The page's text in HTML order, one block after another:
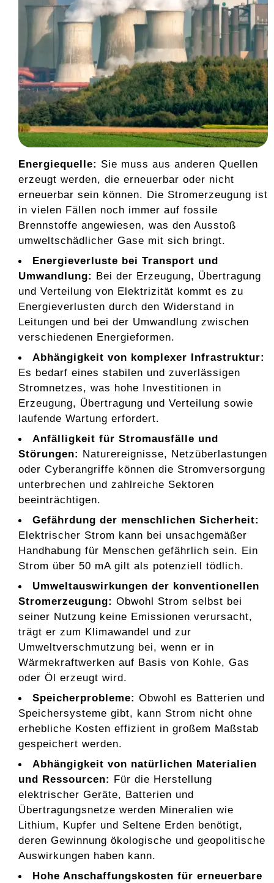
Energiequelle: Sie muss aus anderen Quellen
erzeugt werden, die erneuerbar oder nicht
erneuerbar sein können. Die Stromerzeugung ist
in vielen Fällen noch immer auf fossile
Brennstoffe angewiesen, was den Ausstoß
umweltschädlicher Gase mit sich bringt.
Energieverluste bei Transport und
Umwandlung: Bei der Erzeugung, Übertragung
und Verteilung von Elektrizität kommt es zu
Energieverlusten durch den Widerstand in
Leitungen und bei der Umwandlung zwischen
verschiedenen Energieformen.
Abhängigkeit von komplexer Infrastruktur:
Es bedarf eines stabilen und zuverlässigen
Stromnetzes, was hohe Investitionen in
Erzeugung, Übertragung und Verteilung sowie
laufende Wartung erfordert.
Anfälligkeit für Stromausfälle und
Störungen: Naturereignisse, Netzüberlastungen
oder Cyberangriffe können die Stromversorgung
unterbrechen und zahlreiche Sektoren
beeinträchtigen.
Gefährdung der menschlichen Sicherheit:
Elektrischer Strom kann bei unsachgemäßer
Handhabung für Menschen gefährlich sein. Ein
Strom über 50 mA gilt als potenziell tödlich.
Umweltauswirkungen der konventionellen
Stromerzeugung: Obwohl Strom selbst bei
seiner Nutzung keine Emissionen verursacht,
trägt er zum Klimawandel und zur
Umweltverschmutzung bei, wenn er in
Wärmekraftwerken auf Basis von Kohle, Gas
oder Öl erzeugt wird.
Speicherprobleme: Obwohl es Batterien und
Speichersysteme gibt, kann Strom nicht ohne
erhebliche Kosten effizient in großem Maßstab
gespeichert werden.
Abhängigkeit von natürlichen Materialien
und Ressourcen: Für die Herstellung
elektrischer Geräte, Batterien und
Übertragungsnetze werden Mineralien wie
Lithium, Kupfer und Seltene Erden benötigt,
deren Gewinnung ökologische und geopolitische
Auswirkungen haben kann.
Hohe Anschaffungskosten für erneuerbare